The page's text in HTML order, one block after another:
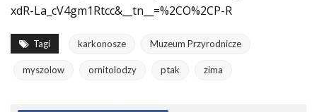
xdR-La_cV4gm1Rtcc&__tn__=%2CO%2CP-R
Tagi karkonosze Muzeum Przyrodnicze
myszolow ornitolodzy ptak zima